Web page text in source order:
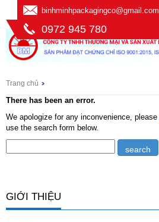
binhminhpackagingco@gmail.com
0972 945 780
Trang chủ
There has been an error.
We apologize for any inconvenience, please
use the search form below.
GIỚI THIỆU